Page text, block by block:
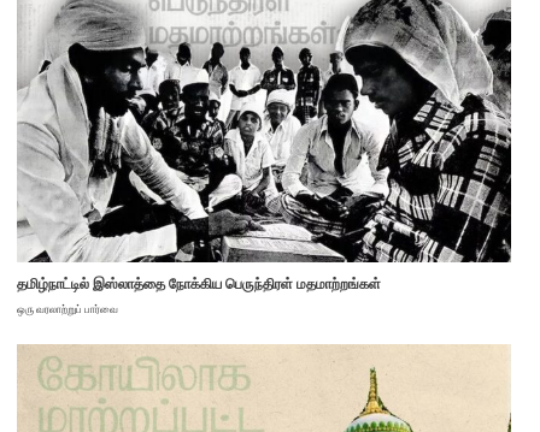
தமிழ்நாட்டில் இஸ்லாத்தை நோக்கிய பெருந்திரள் மதமாற்றங்கள்
ஒரு வரலாற்றுப் பார்வை